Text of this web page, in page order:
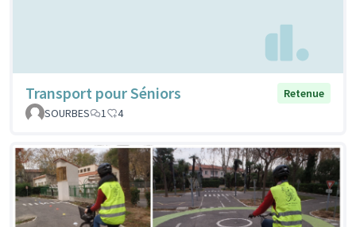
Transport pour Séniors
Retenue
SOURBES
1 4